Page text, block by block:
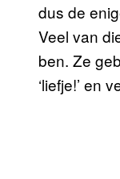
dus de
Veel van
ben. Ze
‘liefje!’ en